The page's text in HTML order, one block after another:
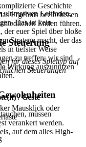
Geschichte
Ergebnis beeinflussen
Enden führen.
Steuerung
für dieses Spieltyp auf
Steuerungen
/ Geste
Mausklick oder
ultimativen Leitfaden,
Das ist kein
der euer Spiel über bloße
Stratege macht, der das
in tiefster Weise
zu treffen; wir sind
Wirkung auszunutzen
müssen
verankert werden.
auf dem alles High-